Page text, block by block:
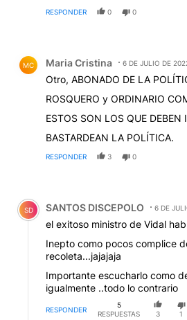
RESPONDER 0 0
MC Maria Cristina 6 DE JULIO DE
Otro, ABONADO DE LA
ROSQUERO y ORDINARIO
ESTOS SON LOS QUE DEBEN
BASTARDEAN LA POLÍTICA.
RESPONDER 3 0
Comentario de SANTOS
SD SANTOS DISCEPOLO 6 DE
el exitoso ministro de Vidal
Inepto como pocos complice
recoleta...jajajaja
Importante escucharlo como
igualmente ..todo lo contrario
RESPONDER
5
RESPUESTAS
3 1